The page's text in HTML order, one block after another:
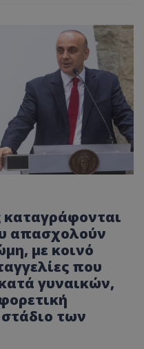
καταγράφονται
απασχολούν
με κοινό
που
γυναικών,
των